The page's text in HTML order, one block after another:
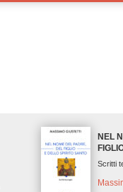
NEL
Scritti